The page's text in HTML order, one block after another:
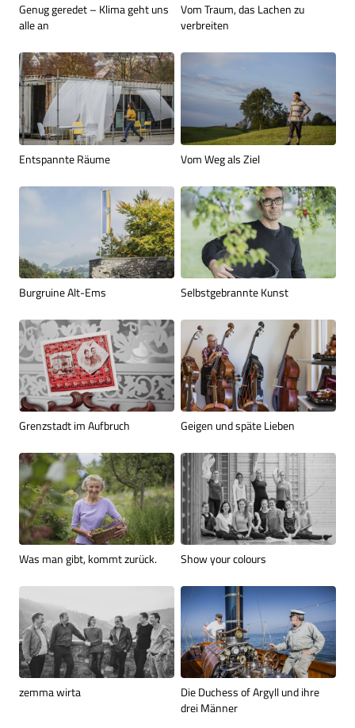
Genug geredet – Klima geht uns
alle an
Vom Traum, das Lachen zu
verbreiten
Entspannte Räume Vom Weg als Ziel
Burgruine Alt-Ems Selbstgebrannte Kunst
Grenzstadt im Aufbruch Geigen und späte Lieben
Was man gibt, kommt zurück. Show your colours
zemma wirta
Die Duchess of Argyll und ihre
drei Männer